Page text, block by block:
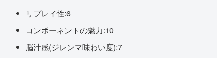
リプレイ性:6
コンポーネントの魅力:10
脳汁感(ジレンマ味わい度):7